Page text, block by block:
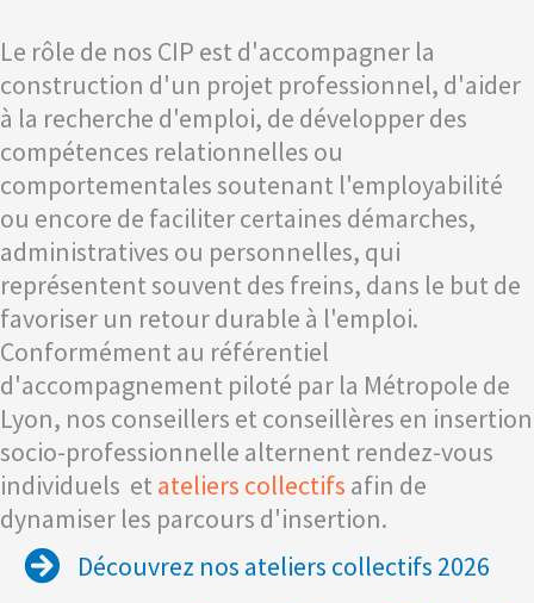
Le rôle de nos CIP est d'accompagner la
construction d'un projet professionnel, d'aider
à la recherche d'emploi, de développer des
compétences relationnelles ou
comportementales soutenant l'employabilité
ou encore de faciliter certaines démarches,
administratives ou personnelles, qui
représentent souvent des freins, dans le but de
favoriser un retour durable à l'emploi.
Conformément au référentiel
d'accompagnement piloté par la Métropole de
Lyon, nos conseillers et conseillères en insertion
socio-professionnelle alternent rendez-vous
individuels et ateliers collectifs afin de
dynamiser les parcours d'insertion.
Découvrez nos ateliers collectifs 2026